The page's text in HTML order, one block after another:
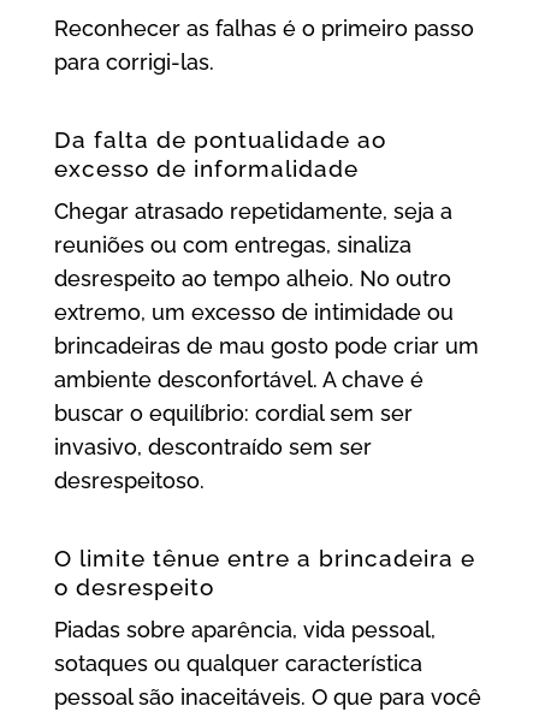
Reconhecer as falhas é o primeiro passo
para corrigi-las.
Da falta de pontualidade ao
excesso de informalidade
Chegar atrasado repetidamente, seja a
reuniões ou com entregas, sinaliza
desrespeito ao tempo alheio. No outro
extremo, um excesso de intimidade ou
brincadeiras de mau gosto pode criar um
ambiente desconfortável. A chave é
buscar o equilíbrio: cordial sem ser
invasivo, descontraído sem ser
desrespeitoso.
O limite tênue entre a brincadeira e
o desrespeito
Piadas sobre aparência, vida pessoal,
sotaques ou qualquer característica
pessoal são inaceitáveis. O que para você